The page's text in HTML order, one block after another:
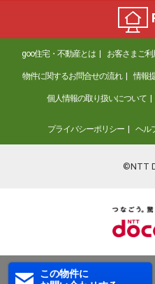
goo住宅・不動産とは お客さまご
物件に関するお問合せの流れ 情報
個人情報の取り扱いについて
プライバシーポリシー ヘル
©NTT
この物件に